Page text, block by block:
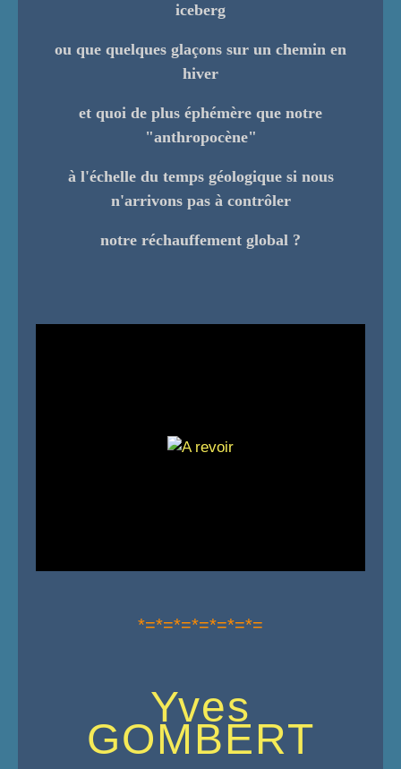
iceberg
ou que quelques glaçons sur un chemin en
hiver
et quoi de plus éphémère que notre
"anthropocène"
à l'échelle du temps géologique si nous
n'arrivons pas à contrôler
notre réchauffement global ?
*=*=*=*=*=*=*=
Yves
GOMBERT